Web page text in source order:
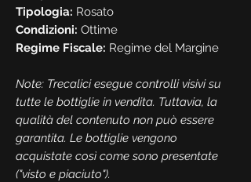
Tipologia: Rosato
Condizioni: Ottime
Regime Fiscale: Regime del Margine
Note: Trecalici esegue controlli visivi su
tutte le bottiglie in vendita. Tuttavia, la
qualità del contenuto non può essere
garantita. Le bottiglie vengono
acquistate così come sono presentate
("visto e piaciuto").